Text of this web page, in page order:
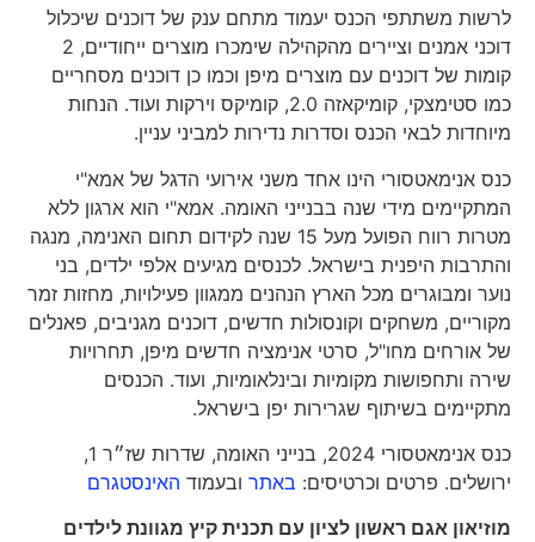
לרשות משתתפי הכנס יעמוד מתחם ענק של דוכנים שיכלול
דוכני אמנים וציירים מהקהילה שימכרו מוצרים ייחודיים, 2
קומות של דוכנים עם מוצרים מיפן וכמו כן דוכנים מסחריים
כמו סטימצקי, קומיקאזה 2.0, קומיקס וירקות ועוד. הנחות
מיוחדות לבאי הכנס וסדרות נדירות למביני עניין.
כנס אנימאטסורי הינו אחד משני אירועי הדגל של אמא"י
המתקיימים מידי שנה בבנייני האומה. אמא"י הוא ארגון ללא
מטרות רווח הפועל מעל 15 שנה לקידום תחום האנימה, מנגה
והתרבות היפנית בישראל. לכנסים מגיעים אלפי ילדים, בני
נוער ומבוגרים מכל הארץ הנהנים ממגוון פעילויות, מחזות זמר
מקוריים, משחקים וקונסולות חדשים, דוכנים מגניבים, פאנלים
של אורחים מחו"ל, סרטי אנימציה חדשים מיפן, תחרויות
שירה ותחפושות מקומיות ובינלאומיות, ועוד. הכנסים
מתקיימים בשיתוף שגרירות יפן בישראל.
כנס אנימאטסורי 2024, בנייני האומה, שדרות שז״ר 1,
ירושלים. פרטים וכרטיסים:באתרובעמודהאינסטגרם
מוזיאון אגם ראשון לציון עם תכנית קיץ מגוונת לילדים